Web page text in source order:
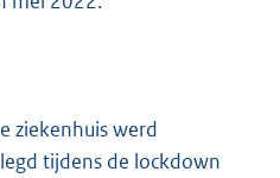
ziekenhuis werd
tijdens de lockdown